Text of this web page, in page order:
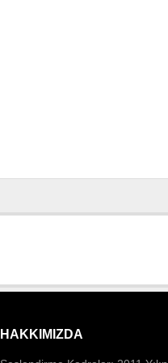
HAKKIMIZDA